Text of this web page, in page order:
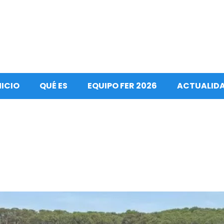
QUÉ ES EQUIPO FER 2026